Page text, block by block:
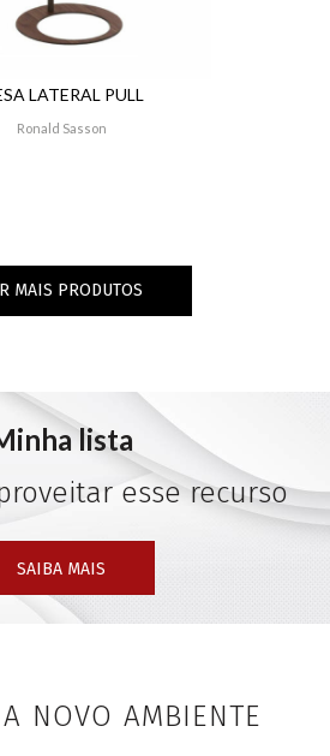
LATERAL PULL
Ronald Sasson
MAIS PRODUTOS
lista
esse recurso
SAIBA MAIS
NOVO AMBIENTE